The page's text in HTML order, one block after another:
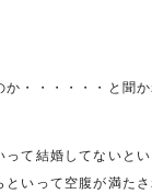
・・・・・・と聞
て結婚してないとい
いって空腹が満た